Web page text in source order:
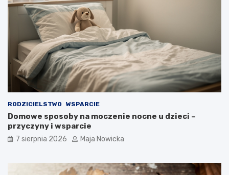
RODZICIELSTWO WSPARCIE
Domowe sposoby na moczenie nocne u dzieci –
przyczyny i wsparcie
7 sierpnia 2026 Maja Nowicka